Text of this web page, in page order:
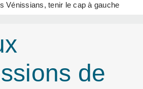
Vénissians, tenir le cap à gauche
de